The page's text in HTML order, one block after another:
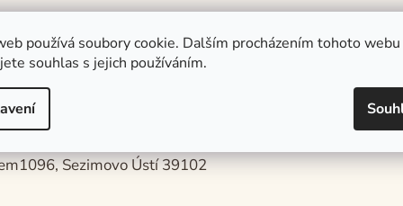
používá soubory cookie. Dalším procházením tohoto webu
souhlas s jejich používáním.
obal koření)
Sezimovo Ústí 39102